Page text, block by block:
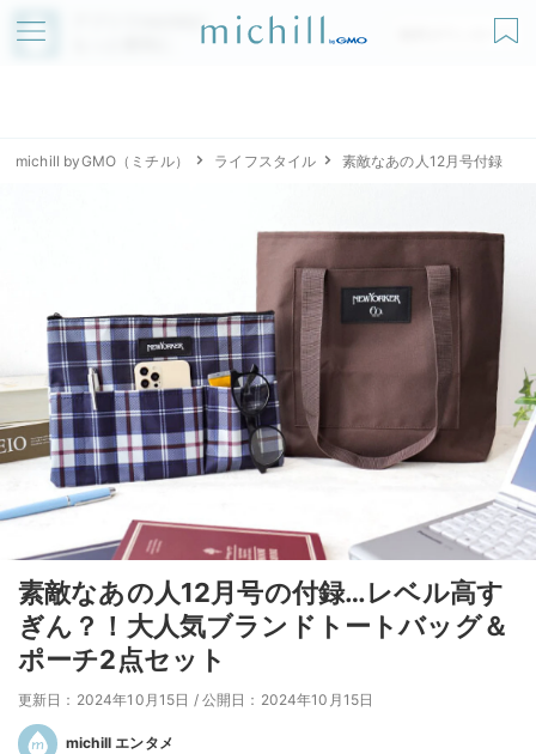
アプリでmichillが
無料ダウンロード
michill byGMO（ミチル） ライフスタイル 素敵なあの人12月号付録
素敵なあの人12月号の付録…レベル高す
ぎん？！大人気ブランドトートバッグ＆
ポーチ2点セット
更新日：2024年10月15日 / 公開日：2024年10月15日
michill エンタメ